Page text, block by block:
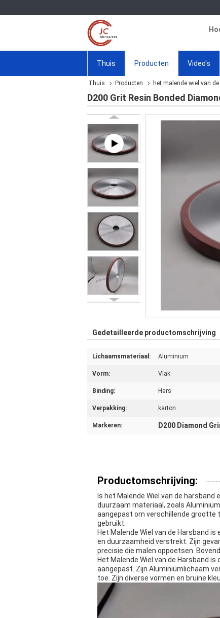
Thuis Producten Video's
Thuis Producten het malende wiel van
D200 Grit Resin Bonded
Gedetailleerde productomschrijving
Lichaamsmateriaal: Aluminium
Vorm: Vlak
Binding: Hars
Verpakking: karton
Markeren: D200 Diamond
Productomschrijving:
Is het Malende Wiel van de
duurzaam materiaal, zoals
aangepast om verschillende grootte
gebruikt.
Het Malende Wiel van de Harsband
en duurzaamheid verstrekt. Zijn
precisie die malen oppoetsen.
Het Malende Wiel van de Harsband
aangepast. Zijn Aluminiumlichaam
toe. Zijn diverse vormen en bruine